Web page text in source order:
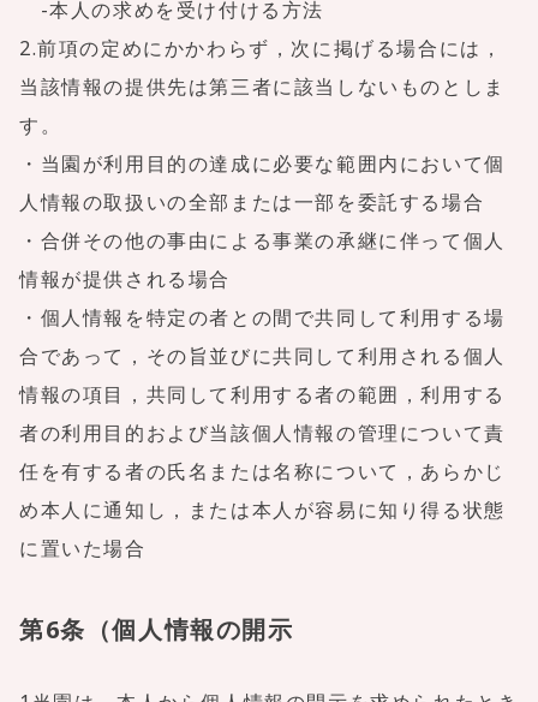
-本人の求めを受け付ける方法
2.前項の定めにかかわらず，次に掲げる場合には，
当該情報の提供先は第三者に該当しないものとしま
す。
・当園が利用目的の達成に必要な範囲内において個
人情報の取扱いの全部または一部を委託する場合
・合併その他の事由による事業の承継に伴って個人
情報が提供される場合
・個人情報を特定の者との間で共同して利用する場
合であって，その旨並びに共同して利用される個人
情報の項目，共同して利用する者の範囲，利用する
者の利用目的および当該個人情報の管理について責
任を有する者の氏名または名称について，あらかじ
め本人に通知し，または本人が容易に知り得る状態
に置いた場合
第6条（個人情報の開示